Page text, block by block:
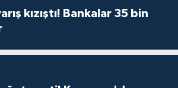
kızıştı! Bankalar 35 bin